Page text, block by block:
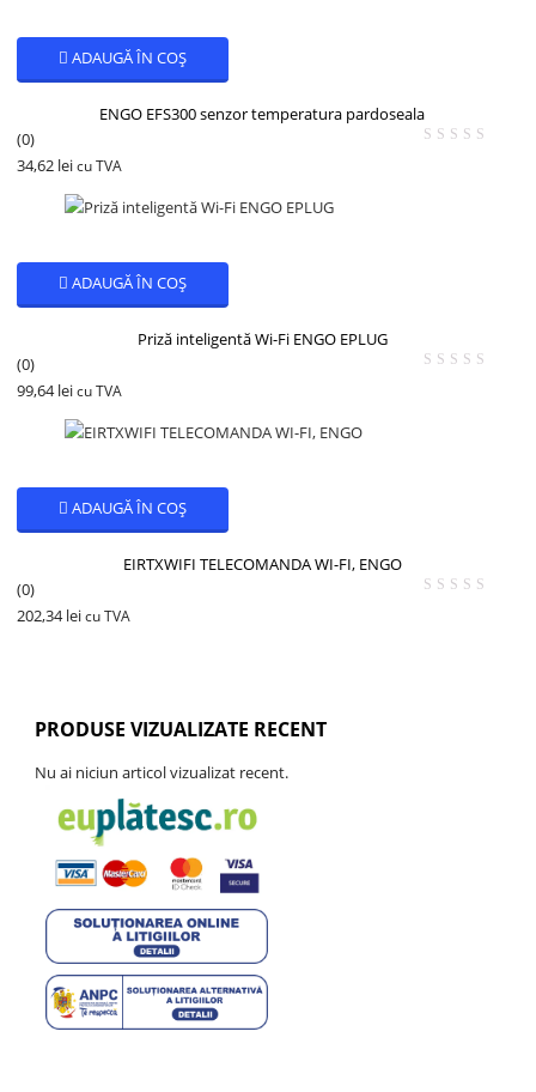
ADAUGĂ ÎN COȘ
ENGO EFS300 senzor temperatura pardoseala
(0)
34,62 lei cu TVA
ADAUGĂ ÎN COȘ
Priză inteligentă Wi-Fi ENGO EPLUG
(0)
99,64lei cu TVA
ADAUGĂ ÎN COȘ
EIRTXWIFI TELECOMANDA WI-FI, ENGO
(0)
202,34lei cu TVA
PRODUSE VIZUALIZATE RECENT
Nu ai niciun articol vizualizat recent.